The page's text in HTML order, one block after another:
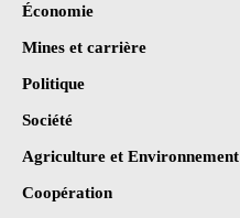
Économie
Mines et carrière
Politique
Société
Agriculture et Environnement
Coopération